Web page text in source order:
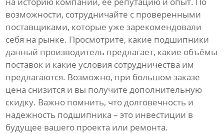
возможности, сотрудничайте с проверенными
поставщиками, которые уже зарекомендовали
себя на рынке. Просмотрите, какие подшипники
данный производитель предлагает, какие объёмы
поставок и какие условия сотрудничества им
предлагаются. Возможно, при большом заказе
цена снизится и вы получите дополнительную
скидку. Важно помнить, что долговечность и
надежность подшипника – это инвестиции в
будущее вашего проекта или ремонта.